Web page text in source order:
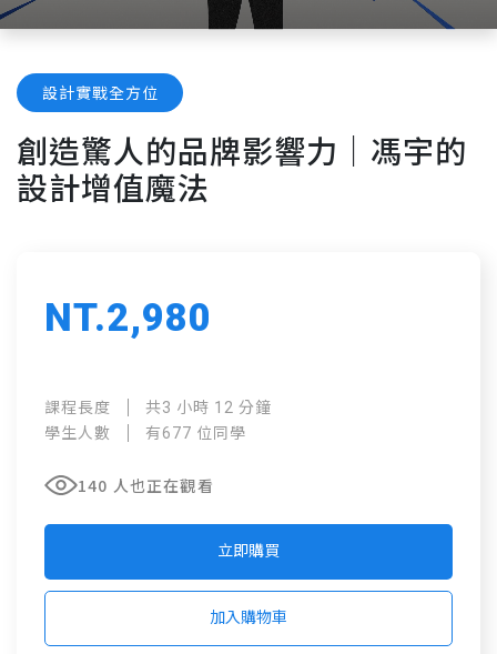
設計實戰全方位
創造驚人的品牌影響力｜馮宇的
設計增值魔法
NT.2,980
課程長度
共3 小時 12 分鐘
學生人數
有677 位同學
140 人也正在觀看
立即購買
加入購物車